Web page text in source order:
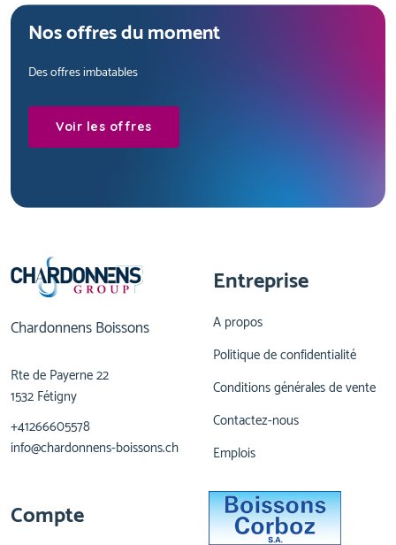
Nos offres du moment
Des offres imbatables
Voir les offres
Chardonnens Boissons
Rte de Payerne 22
1532 Fétigny
+41266605578
info@chardonnens-boissons.ch
Entreprise
A propos
Politique de confidentialité
Conditions générales de vente
Contactez-nous
Emplois
Compte